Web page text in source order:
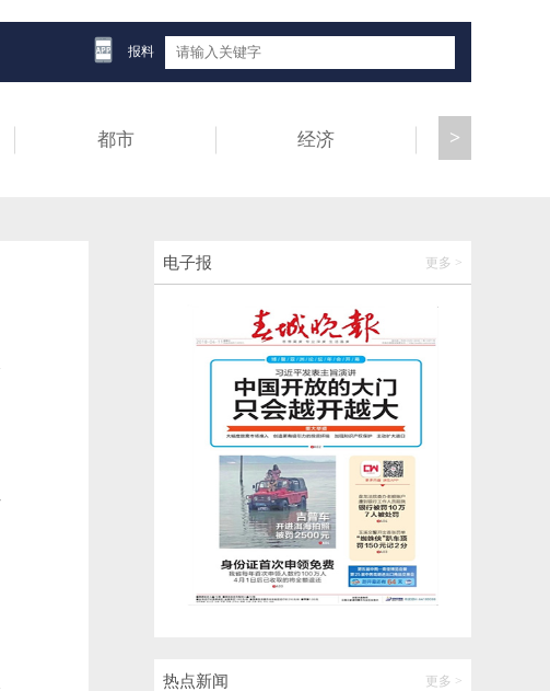
报料
都市 经济 >
电子报 更多 >
热点新闻 更多 >
2026-06-13 09:10:50
国际油价，显著下跌
曲靖职业技术学院原党委书记吕庆芬（已退
休）接受纪律审查和监察调查
2026-06-13 10:33:05
上海徐汇通报“男幼师离世”
2026-06-13 10:33:15
雨润山林菌飘香！昆明野生菌批量上市，价
2026-06-13 10:33:01
国家市场监督管理总局发布车辆召回通告